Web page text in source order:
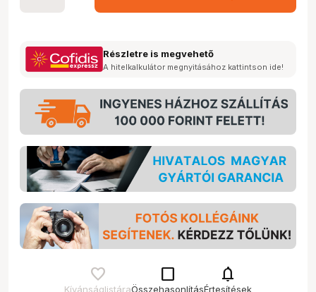
Részletre is megvehető
A hitelkalkulátor megnyitásához kattintson ide!
Kívánságlistára
check_box_outline_blank
Összehasonlítás
notifications
Értesítések